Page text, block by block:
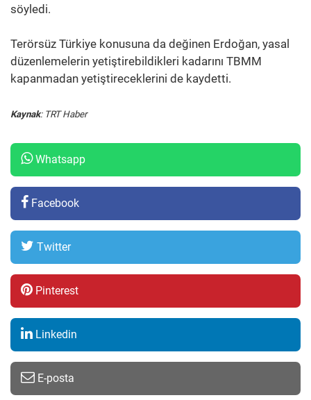
söyledi.
Terörsüz Türkiye konusuna da değinen Erdoğan, yasal
düzenlemelerin yetiştirebildikleri kadarını TBMM
kapanmadan yetiştireceklerini de kaydetti.
Kaynak: TRT Haber
Whatsapp
Facebook
Twitter
Pinterest
Linkedin
E-posta